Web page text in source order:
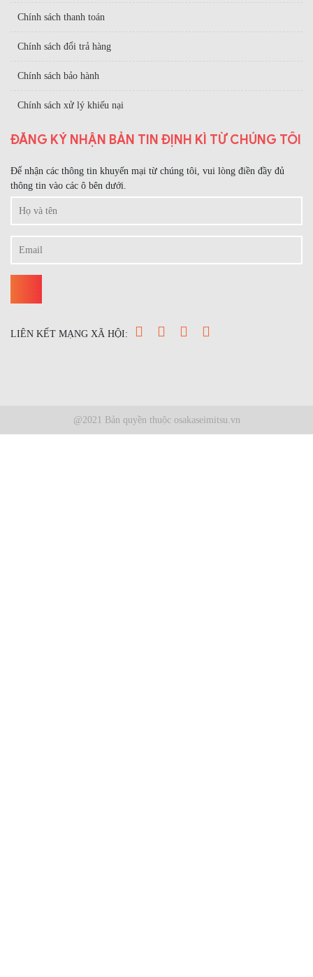
Chính sách thanh toán
Chính sách đổi trả hàng
Chính sách bảo hành
Chính sách xử lý khiếu nại
ĐĂNG KÝ NHẬN BẢN TIN ĐỊNH KÌ TỪ CHÚNG TÔI
Để nhận các thông tin khuyến mại từ chúng tôi, vui lòng điền đầy đủ
thông tin vào các ô bên dưới.
LIÊN KẾT MẠNG XÃ HỘI:
@2021 Bản quyền thuộc osakaseimitsu.vn